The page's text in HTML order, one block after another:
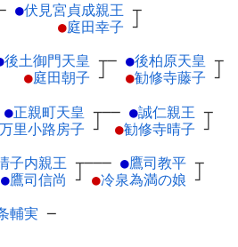
●伏見宮貞成親王 ┬
●庭田幸子 ┘
後土御門天皇 ┬
●庭田朝子 ┘
─ ●後柏原天皇 ┬
●勧修寺藤子 ┘
●正親町天皇 ┬
万里小路房子 ┘
── ●誠仁親王 ┬
●勧修寺晴子 ┘
子内親王 ┬
●鷹司信尚 ┘
─── ●鷹司教平 ┬
●冷泉為満の娘 ┘
輔実 ─